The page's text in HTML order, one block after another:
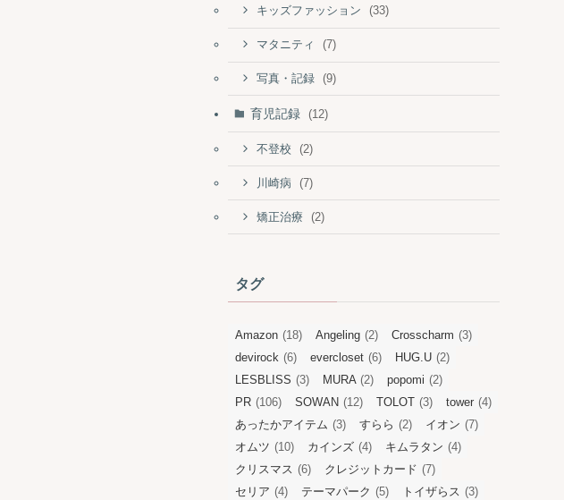
キッズファッション (33)
マタニティ (7)
写真・記録 (9)
育児記録 (12)
不登校 (2)
川崎病 (7)
矯正治療 (2)
タグ
Amazon (18) Angeling (2) Crosscharm (3)
devirock (6) evercloset (6) HUG.U (2)
LESBLISS (3) MURA (2) popomi (2)
PR (106) SOWAN (12) TOLOT (3) tower (4)
あったかアイテム (3) すらら (2) イオン (7)
オムツ (10) カインズ (4) キムラタン (4)
クリスマス (6) クレジットカード (7)
セリア (4) テーマパーク (5) トイザらス (3)